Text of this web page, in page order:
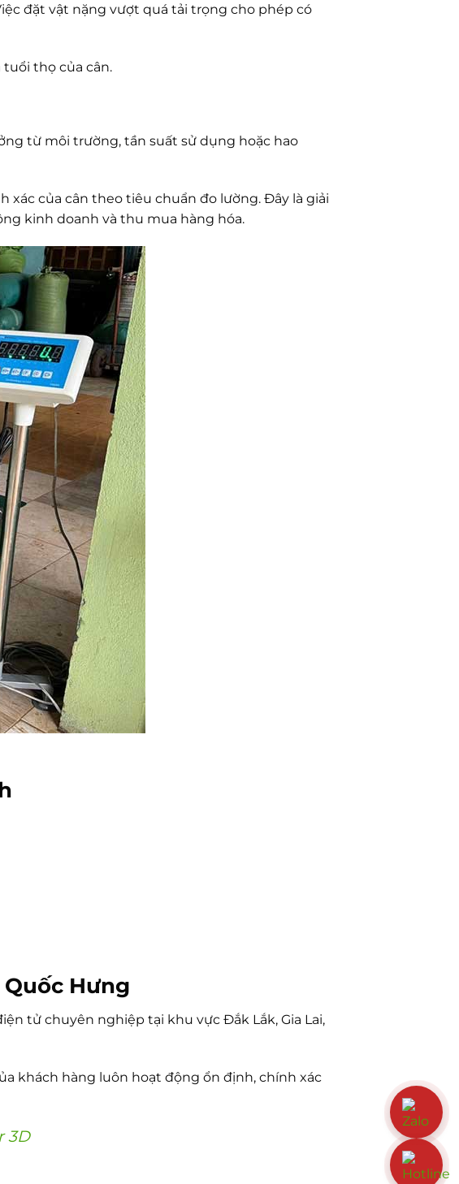
đặt vật nặng vượt quá tải trọng cho phép có
thọ của cân.
từ môi trường, tần suất sử dụng hoặc hao
của cân theo tiêu chuẩn đo lường. Đây là giải
kinh doanh và thu mua hàng hóa.
Hưng
tử chuyên nghiệp tại khu vực Đắk Lắk, Gia Lai,
khách hàng luôn hoạt động ổn định, chính xác
3D